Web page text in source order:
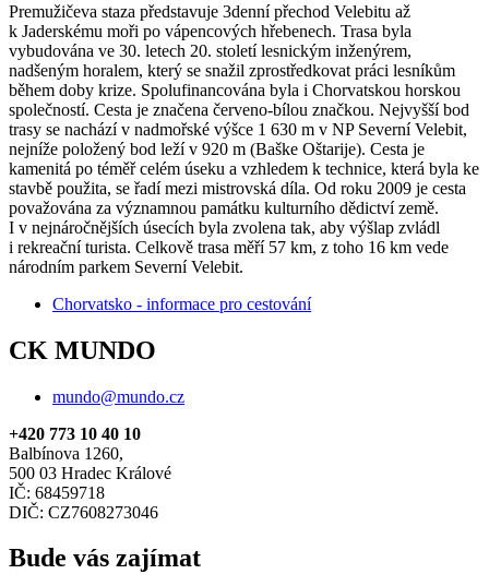
Premužičeva staza představuje 3denní přechod Velebitu až
k Jaderskému moři po vápencových hřebenech. Trasa byla
vybudována ve 30. letech 20. století lesnickým inženýrem,
nadšeným horalem, který se snažil zprostředkovat práci lesníkům
během doby krize. Spolufinancována byla i Chorvatskou horskou
společností. Cesta je značena červeno-bílou značkou. Nejvyšší bod
trasy se nachází v nadmořské výšce 1 630 m v NP Severní Velebit,
nejníže položený bod leží v 920 m (Baške Oštarije). Cesta je
kamenitá po téměř celém úseku a vzhledem k technice, která byla ke
stavbě použita, se řadí mezi mistrovská díla. Od roku 2009 je cesta
považována za významnou památku kulturního dědictví země.
I v nejnáročnějších úsecích byla zvolena tak, aby výšlap zvládl
i rekreační turista. Celkově trasa měří 57 km, z toho 16 km vede
národním parkem Severní Velebit.
Chorvatsko - informace pro cestování
CK MUNDO
mundo@mundo.cz
+420 773 10 40 10
Balbínova 1260,
500 03 Hradec Králové
IČ: 68459718
DIČ: CZ7608273046
Bude vás zajímat